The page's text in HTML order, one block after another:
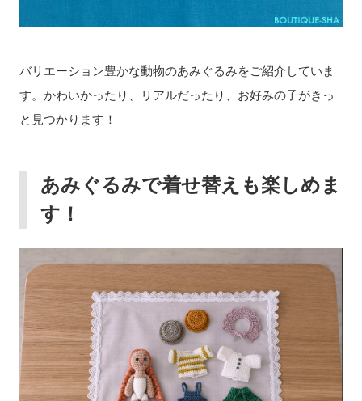
バリエーション豊かな動物のあみぐるみをご紹介していま
す。かわいかったり、リアルだったり、お好みの子がきっ
と見つかります！
あみぐるみで着せ替えも楽しめま
す！